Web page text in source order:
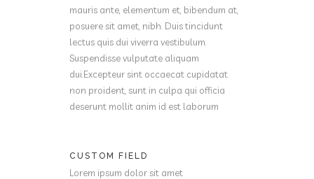
mauris ante, elementum et, bibendum at,
posuere sit amet, nibh. Duis tincidunt
lectus quis dui viverra vestibulum.
Suspendisse vulputate aliquam
dui.Excepteur sint occaecat cupidatat
non proident, sunt in culpa qui officia
deserunt mollit anim id est laborum
CUSTOM FIELD
Lorem ipsum dolor sit amet